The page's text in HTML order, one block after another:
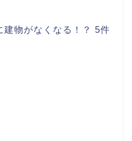
物がなくなる！？ 5件